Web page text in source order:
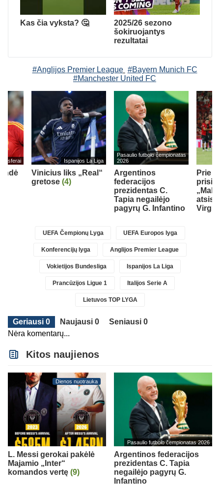
Kas čia vyksta? 🤔
2025/26 sezono
šokiruojantys
rezultatai
#Anglijos Premier League #Bayern Munich FC
#Manchester United FC
Ispanijos La Liga
Vinicius liks „Real“
gretose (4)
Pasaulio futbolo čempionatas
2026
Argentinos
federacijos
prezidentas C.
Tapia negailėjo
pagyrų G. Infantino
Prie
Virgili
UEFA Čempionų Lyga UEFA Europos lyga
Konferencijų lyga Anglijos Premier League
Vokietijos Bundesliga Ispanijos La Liga
Prancūzijos Ligue 1 Italijos Serie A
Lietuvos TOP LYGA
Geriausi 0 Naujausi 0
Seniausi 0
Nėra komentarų...
Kitos naujienos
Dienos nuotrauka
L. Messi gerokai pakėlė
Majamio „Inter“
komandos vertę (9)
Pasaulio futbolo čempionatas 2026
Argentinos federacijos
prezidentas C. Tapia
negailėjo pagyrų G.
Infantino